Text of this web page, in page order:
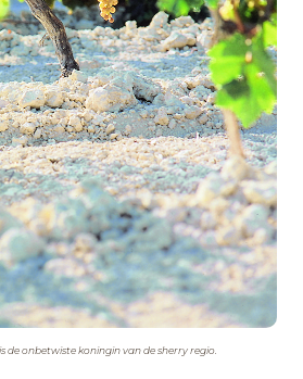
de onbetwiste koningin van de sherry regio.